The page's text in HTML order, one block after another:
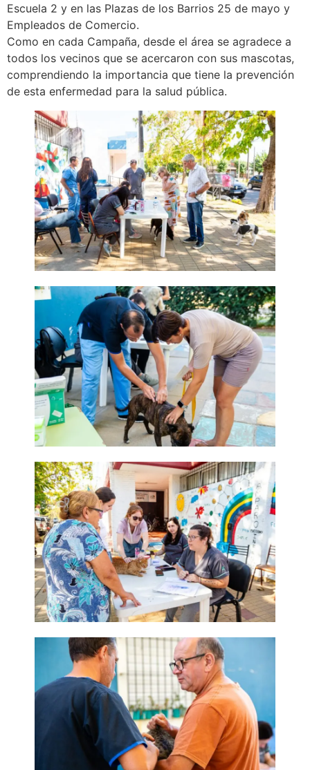
Escuela 2 y en las Plazas de los Barrios 25 de mayo y
Empleados de Comercio.
Como en cada Campaña, desde el área se agradece a
todos los vecinos que se acercaron con sus mascotas,
comprendiendo la importancia que tiene la prevención
de esta enfermedad para la salud pública.